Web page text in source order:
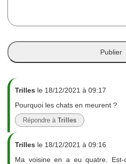
Trilles le 18/12/2021 à 09:17
Pourquoi les chats en meurent ?
Répondre à Trilles
Trilles le 18/12/2021 à 09:16
Ma voisine en a eu quatre.